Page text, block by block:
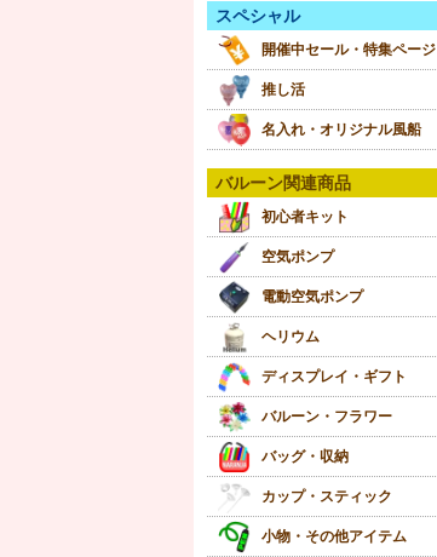
スペシャル
開催中セール・特集ページ
推し活
名入れ・オリジナル風船
バルーン関連商品
初心者キット
空気ポンプ
電動空気ポンプ
ヘリウム
ディスプレイ・ギフト
バルーン・フラワー
バッグ・収納
カップ・スティック
小物・その他アイテム